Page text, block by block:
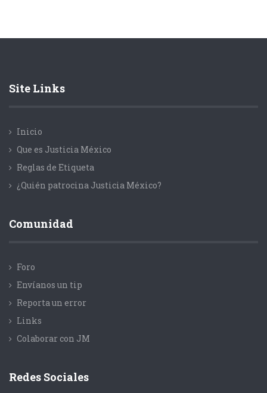
Site Links
Inicio
Que es Justicia México
Reglas de Etiqueta
¿Quién patrocina Justicia México?
Comunidad
Foro
Envíanos un tip
Reporta un error
Links
Colaborar con JM
Redes Sociales